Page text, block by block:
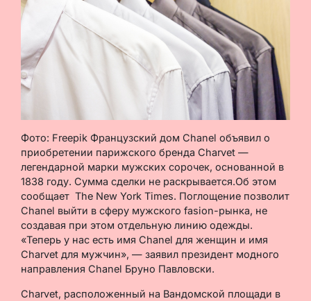
Фото: Freepik Французский дом Chanel объявил о
приобретении парижского бренда Charvet —
легендарной марки мужских сорочек, основанной в
1838 году. Сумма сделки не раскрывается.Об этом
сообщает The New York Times. Поглощение позволит
Chanel выйти в сферу мужского fasion-рынка, не
создавая при этом отдельную линию одежды.
«Теперь у нас есть имя Chanel для женщин и имя
Charvet для мужчин», — заявил президент модного
направления Chanel Бруно Павловски.
Charvet, расположенный на Вандомской площади в